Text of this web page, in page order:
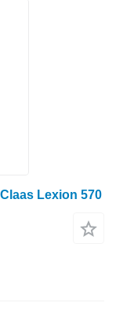
Lexion 570